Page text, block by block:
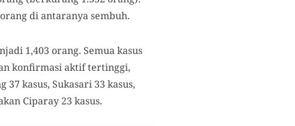
di antaranya sembuh.
1,403 orang. Semua kasus
konfirmasi aktif tertinggi,
37 kasus, Sukasari 33 kasus,
Ciparay 23 kasus.